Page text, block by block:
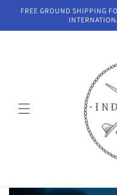
zum
FREE GROUND SHIPPING